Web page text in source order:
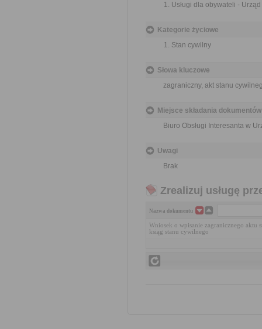
Usługi dla obywateli -
Kategorie życiowe
Stan cywilny
Słowa kluczowe
zagraniczny, akt stanu
Miejsce składania dokumentów
Biuro Obsługi Interesanta w
Uwagi
Brak
Zrealizuj usługę
Nazwa dokumentu
Wniosek o wpisanie zagranicznego aktu
ksiąg stanu cywilnego